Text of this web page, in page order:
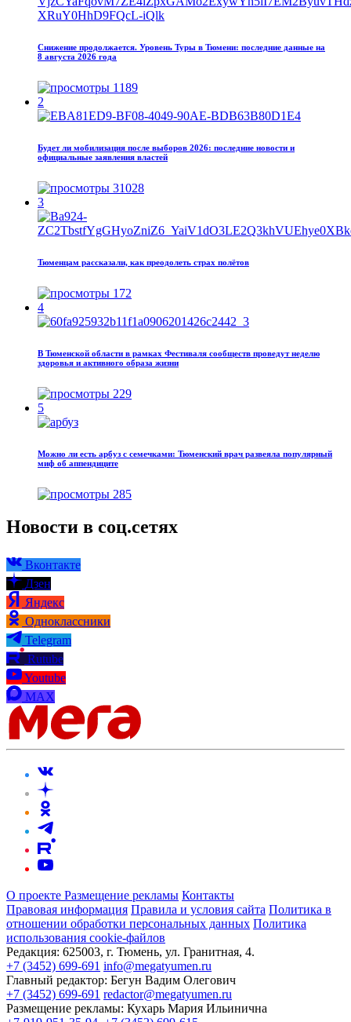
Снижение продолжается. Уровень Туры в Тюмени: последние данные на
8 августа 2026 года
1189
2
Будет ли мобилизация после выборов 2026: последние новости и
официальные заявления властей
31028
3
Тюменцам рассказали, как преодолеть страх полётов
172
4
В Тюменской области в рамках Фестиваля сообществ проведут неделю
здоровья и активного образа жизни
229
5
Можно ли есть арбуз с семечками: Тюменский врач развеяла популярный
миф об аппендиците
285
Новости в соц.сетях
Вконтакте
Дзен
Яндекс
Одноклассники
Telegram
Rutube
Youtube
MAX
О проекте Размещение рекламы Контакты
Правовая информация Правила и условия сайта Политика в
отношении обработки персональных данных Политика
использования cookie-файлов
Редакция: 625003, г. Тюмень, ул. Гранитная, 4.
+7 (3452) 699-691 info@megatyumen.ru
Главный редактор: Бегун Вадим Олегович
+7 (3452) 699-691 redactor@megatyumen.ru
Размещение рекламы: Кухарь Мария Ильинична